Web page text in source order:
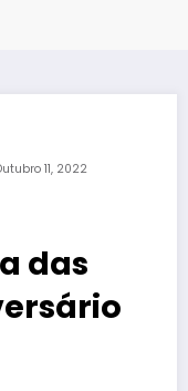
11, 2022
das